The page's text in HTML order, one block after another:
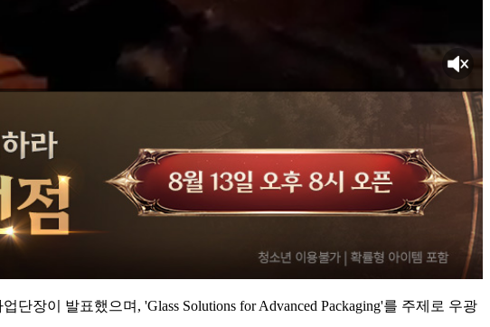
장이 발표했으며, 'Glass Solutions for Advanced Packaging'를 주제로 우광